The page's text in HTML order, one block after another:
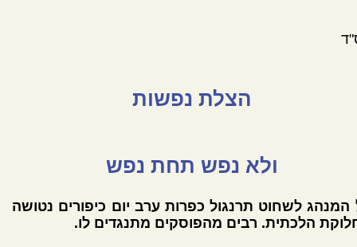
הצלת נפשות
ולא נפש תחת נפש
המנהג לשחוט תרנגול כפרות ערב יום כיפורים נטושה
הלכתית. רבים מהפוסקים מתנגדים לו.